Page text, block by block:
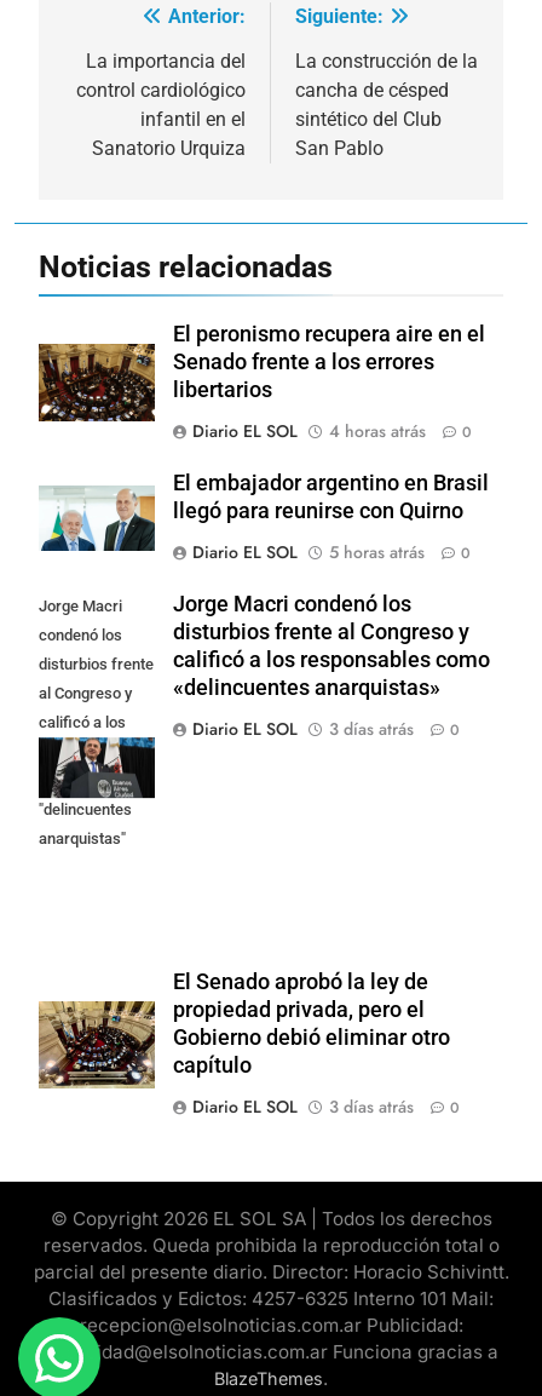
Navegación
de
entradas
Anterior:
La importancia del
control cardiológico
infantil en el
Sanatorio Urquiza
Siguiente:
La construcción de la
cancha de césped
sintético del Club
San Pablo
Noticias relacionadas
El peronismo recupera aire en el
Senado frente a los errores
libertarios
Diario EL SOL
4 horas atrás 0
El embajador argentino en Brasil
llegó para reunirse con Quirno
Diario EL SOL
5 horas atrás 0
Jorge Macri
condenó los
disturbios frente
al Congreso y
calificó a los
responsables
como
"delincuentes
anarquistas"
Jorge Macri condenó los
disturbios frente al Congreso y
calificó a los responsables como
«delincuentes anarquistas»
Diario EL SOL
3 días atrás 0
El Senado aprobó la ley de
propiedad privada, pero el
Gobierno debió eliminar otro
capítulo
Diario EL SOL
3 días atrás 0
© Copyright 2026 EL SOL SA | Todos los derechos
reservados. Queda prohibida la reproducción total o
parcial del presente diario. Director: Horacio Schivintt.
Clasificados y Edictos: 4257-6325 Interno 101 Mail:
recepcion@elsolnoticias.com.ar Publicidad:
publicidad@elsolnoticias.com.ar Funciona gracias a
BlazeThemes.